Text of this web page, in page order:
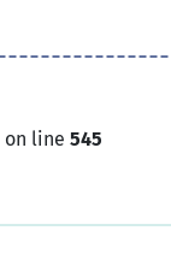
on line545